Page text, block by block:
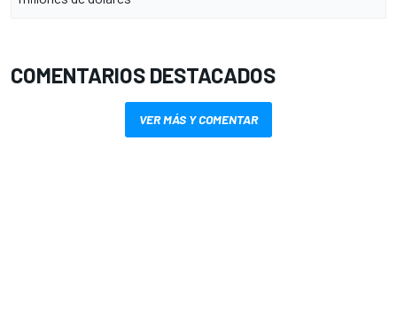
COMENTARIOS DESTACADOS
VER MÁS Y COMENTAR